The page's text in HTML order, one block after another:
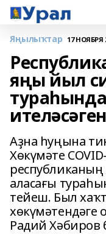
Яңылыҡтар 17 НОЯБРЯ
яңы йыл
Аҙна һуңына
Хөкүмәте
аласағы
тейеш. Был
хөкүмәтендәге
Радий Хәбиров